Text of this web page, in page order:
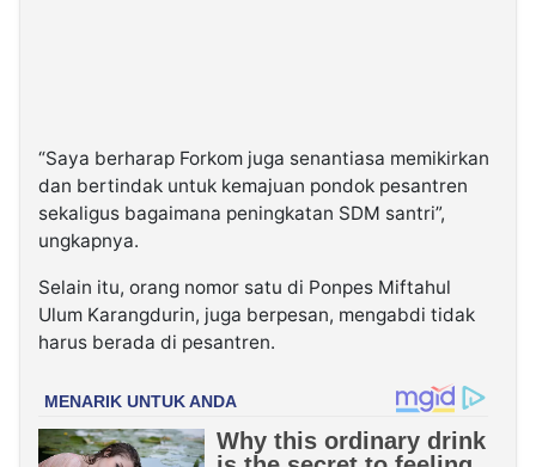
“Saya berharap Forkom juga senantiasa memikirkan
dan bertindak untuk kemajuan pondok pesantren
sekaligus bagaimana peningkatan SDM santri”,
ungkapnya.
Selain itu, orang nomor satu di Ponpes Miftahul
Ulum Karangdurin, juga berpesan, mengabdi tidak
harus berada di pesantren.